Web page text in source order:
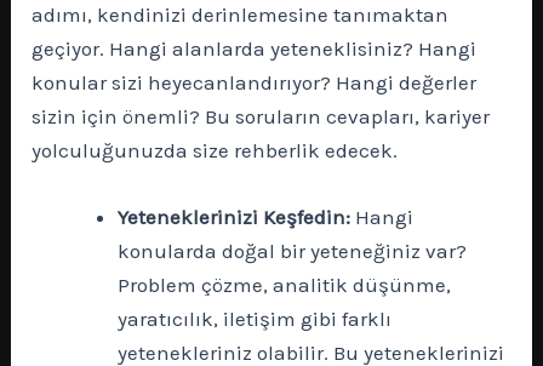
adımı, kendinizi derinlemesine tanımaktan
geçiyor. Hangi alanlarda yeteneklisiniz? Hangi
konular sizi heyecanlandırıyor? Hangi değerler
sizin için önemli? Bu soruların cevapları, kariyer
yolculuğunuzda size rehberlik edecek.
Yeteneklerinizi Keşfedin: Hangi
konularda doğal bir yeteneğiniz var?
Problem çözme, analitik düşünme,
yaratıcılık, iletişim gibi farklı
yetenekleriniz olabilir. Bu yeteneklerinizi